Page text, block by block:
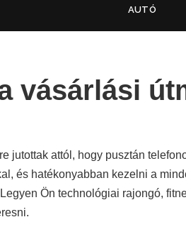
AUTÓ
vásárlási
jutottak attól, hogy pusztán
és hatékonyabban kezelni a
Ön technológiai rajongó,